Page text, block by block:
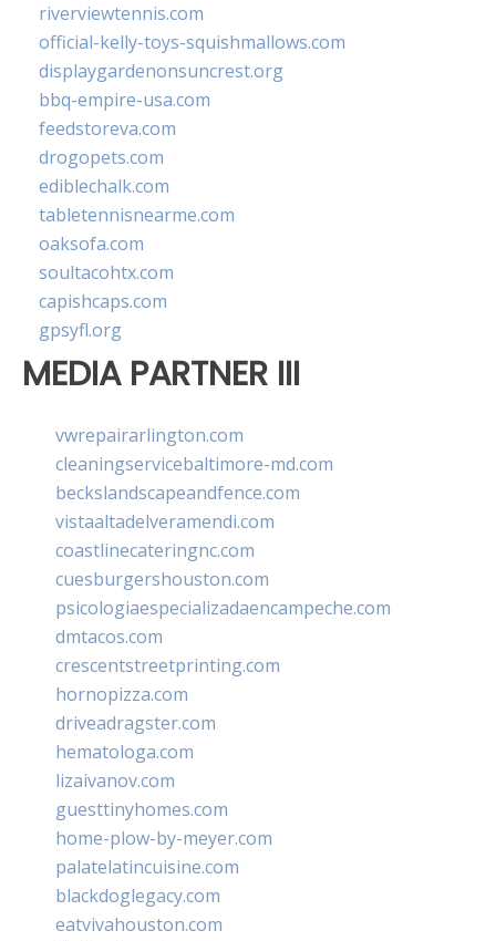
riverviewtennis.com
official-kelly-toys-squishmallows.com
displaygardenonsuncrest.org
bbq-empire-usa.com
feedstoreva.com
drogopets.com
ediblechalk.com
tabletennisnearme.com
oaksofa.com
soultacohtx.com
capishcaps.com
gpsyfl.org
MEDIA PARTNER III
vwrepairarlington.com
cleaningservicebaltimore-md.com
beckslandscapeandfence.com
vistaaltadelveramendi.com
coastlinecateringnc.com
cuesburgershouston.com
psicologiaespecializadaencampeche.com
dmtacos.com
crescentstreetprinting.com
hornopizza.com
driveadragster.com
hematologa.com
lizaivanov.com
guesttinyhomes.com
home-plow-by-meyer.com
palatelatincuisine.com
blackdoglegacy.com
eatvivahouston.com